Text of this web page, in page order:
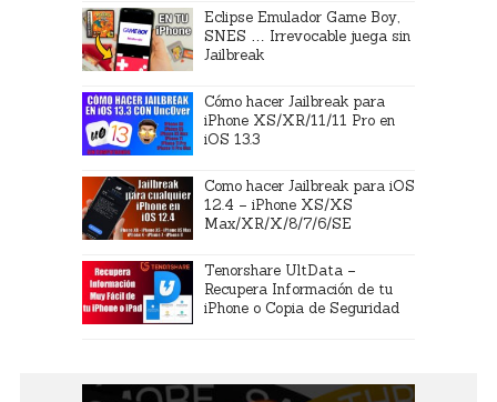
Eclipse Emulador Game Boy,
SNES … Irrevocable juega sin
Jailbreak
Cómo hacer Jailbreak para
iPhone XS/XR/11/11 Pro en
iOS 13.3
Como hacer Jailbreak para iOS
12.4 – iPhone XS/XS
Max/XR/X/8/7/6/SE
Tenorshare UltData –
Recupera Información de tu
iPhone o Copia de Seguridad